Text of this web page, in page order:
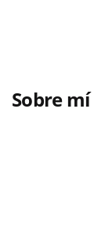
Sobre mí